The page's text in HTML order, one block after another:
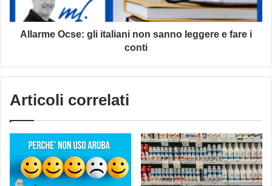
leggere
e
fare
conti
Allarme Ocse: gli italiani non sanno leggere e fare i
conti
Articoli correlati